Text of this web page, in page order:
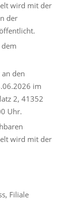
wird mit der
der
den
im
2, 41352
Uhr.
wird mit der
Filiale